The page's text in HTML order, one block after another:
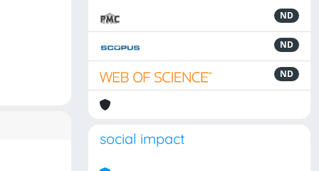
ND
ND
ND
social impact